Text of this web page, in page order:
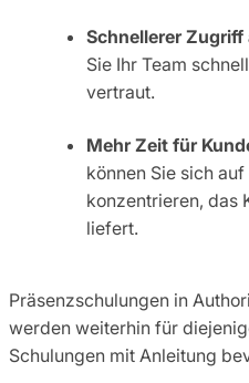
Schnellerer Zugriff
Sie Ihr Team
vertraut.
Mehr Zeit für
können Sie sich
konzentrieren, das
liefert.
Präsenzschulungen in
werden weiterhin für
Schulungen mit Anleitung